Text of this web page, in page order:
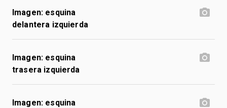
Imagen: esquina
delantera izquierda
Imagen: esquina
trasera izquierda
Imagen: esquina